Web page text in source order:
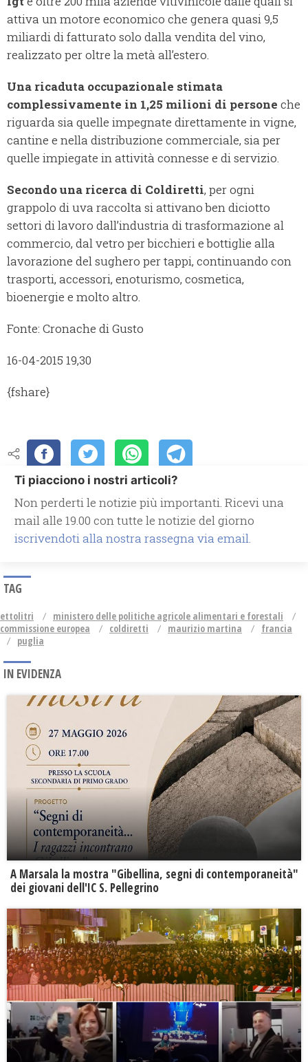
attiva un motore economico che genera quasi 9,5
miliardi di fatturato solo dalla vendita del vino,
realizzato per oltre la metà all’estero.
Una ricaduta occupazionale stimata
complessivamente in 1,25 milioni di persone che
riguarda sia quelle impegnate direttamente in vigne,
cantine e nella distribuzione commerciale, sia per
quelle impiegate in attività connesse e di servizio.
Secondo una ricerca di Coldiretti, per ogni
grappolo di uva raccolta si attivano ben diciotto
settori di lavoro dall’industria di trasformazione al
commercio, dal vetro per bicchieri e bottiglie alla
lavorazione del sughero per tappi, continuando con
trasporti, accessori, enoturismo, cosmetica,
bioenergie e molto altro.
Fonte: Cronache di Gusto
16-04-2015 19,30
{fshare}
Ti piacciono i nostri articoli?
Non perderti le notizie più importanti. Ricevi una
mail alle 19.00 con tutte le notizie del giorno
iscrivendoti alla nostra rassegna via email.
TAG
ettolitri
ministero delle politiche agricole alimentari e forestali
commissione europea
coldiretti maurizio martina
francia
puglia
IN EVIDENZA
A Marsala la mostra "Gibellina, segni di contemporaneità"
dei giovani dell'IC S. Pellegrino